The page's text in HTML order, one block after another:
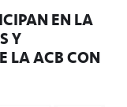
EN LA
Y
LA ACB CON